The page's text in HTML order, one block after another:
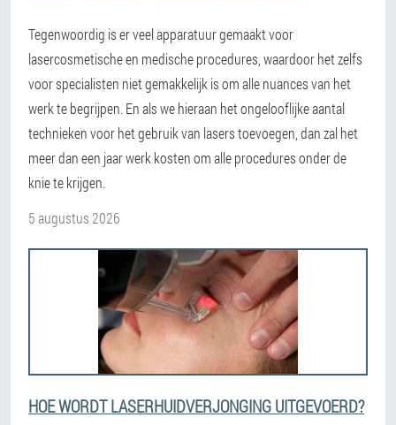
Tegenwoordig is er veel apparatuur gemaakt voor
lasercosmetische en medische procedures, waardoor het zelfs
voor specialisten niet gemakkelijk is om alle nuances van het
werk te begrijpen. En als we hieraan het ongelooflijke aantal
technieken voor het gebruik van lasers toevoegen, dan zal het
meer dan een jaar werk kosten om alle procedures onder de
knie te krijgen.
5 augustus 2026
HOE WORDT LASERHUIDVERJONGING UITGEVOERD?